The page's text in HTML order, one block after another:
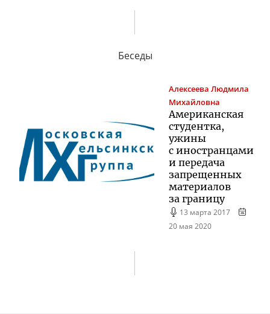
Беседы
Алексеева Людмила
Михайловна
Американская
студентка,
ужины
с иностранцами
и передача
запрещенных
материалов
за границу
13 марта 2017
20 мая 2020